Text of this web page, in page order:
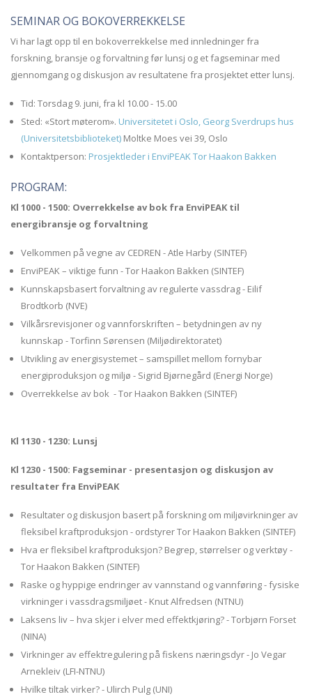
SEMINAR OG BOKOVERREKKELSE
Vi har lagt opp til en bokoverrekkelse med innledninger fra
forskning, bransje og forvaltning før lunsj og et fagseminar med
gjennomgang og diskusjon av resultatene fra prosjektet etter lunsj.
Tid: Torsdag 9. juni, fra kl 10.00 - 15.00
Sted: «Stort møterom». Universitetet i Oslo, Georg Sverdrups hus
(Universitetsbiblioteket) Moltke Moes vei 39, Oslo
Kontaktperson: Prosjektleder i EnviPEAK Tor Haakon Bakken
PROGRAM:
Kl 1000 - 1500: Overrekkelse av bok fra EnviPEAK til
energibransje og forvaltning
Velkommen på vegne av CEDREN - Atle Harby (SINTEF)
EnviPEAK – viktige funn - Tor Haakon Bakken (SINTEF)
Kunnskapsbasert forvaltning av regulerte vassdrag - Eilif
Brodtkorb (NVE)
Vilkårsrevisjoner og vannforskriften – betydningen av ny
kunnskap - Torfinn Sørensen (Miljødirektoratet)
Utvikling av energisystemet – samspillet mellom fornybar
energiproduksjon og miljø - Sigrid Bjørnegård (Energi Norge)
Overrekkelse av bok - Tor Haakon Bakken (SINTEF)
Kl 1130 - 1230: Lunsj
Kl 1230 - 1500: Fagseminar - presentasjon og diskusjon av
resultater fra EnviPEAK
Resultater og diskusjon basert på forskning om miljøvirkninger av
fleksibel kraftproduksjon - ordstyrer Tor Haakon Bakken (SINTEF)
Hva er fleksibel kraftproduksjon? Begrep, størrelser og verktøy -
Tor Haakon Bakken (SINTEF)
Raske og hyppige endringer av vannstand og vannføring - fysiske
virkninger i vassdragsmiljøet - Knut Alfredsen (NTNU)
Laksens liv – hva skjer i elver med effektkjøring? - Torbjørn Forset
(NINA)
Virkninger av effektregulering på fiskens næringsdyr - Jo Vegar
Arnekleiv (LFI-NTNU)
Hvilke tiltak virker? - Ulirch Pulg (UNI)